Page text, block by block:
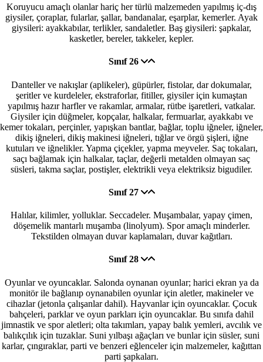
Koruyucu amaçlı olanlar hariç her türlü malzemeden yapılmış iç-dış
giysiler, çoraplar, fularlar, şallar, bandanalar, eşarplar, kemerler. Ayak
giysileri: ayakkabılar, terlikler, sandaletler. Baş giysileri: şapkalar,
kasketler, bereler, takkeler, kepler.
Sınıf 26
Danteller ve nakışlar (aplikeler), güpürler, fistolar, dar dokumalar,
şeritler ve kurdeleler, ekstraforlar, fitiller, giysiler için kumaştan
yapılmış hazır harfler ve rakamlar, armalar, rütbe işaretleri, vatkalar.
Giysiler için düğmeler, kopçalar, halkalar, fermuarlar, ayakkabı ve
kemer tokaları, perçinler, yapışkan bantlar, bağlar, toplu iğneler, iğneler,
dikiş iğneleri, dikiş makinesi iğneleri, tığlar ve örgü şişleri, iğne
kutuları ve iğnelikler. Yapma çiçekler, yapma meyveler. Saç tokaları,
saçı bağlamak için halkalar, taçlar, değerli metalden olmayan saç
süsleri, takma saçlar, postişler, elektrikli veya elektriksiz bigudiler.
Sınıf 27
Halılar, kilimler, yolluklar. Seccadeler. Muşambalar, yapay çimen,
döşemelik mantarlı muşamba (linolyum). Spor amaçlı minderler.
Tekstilden olmayan duvar kaplamaları, duvar kağıtları.
Sınıf 28
Oyunlar ve oyuncaklar. Salonda oynanan oyunlar; harici ekran ya da
monitör ile bağlanıp oynanabilen oyunlar için aletler, makineler ve
cihazlar (jetonla çalışanlar dahil). Hayvanlar için oyuncaklar. Çocuk
bahçeleri, parklar ve oyun parkları için oyuncaklar. Bu sınıfa dahil
jimnastik ve spor aletleri; olta takımları, yapay balık yemleri, avcılık ve
balıkçılık için tuzaklar. Suni yılbaşı ağaçları ve bunlar için süsler, suni
karlar, çıngıraklar, parti ve benzeri eğlenceler için malzemeler, kağıttan
parti şapkaları.